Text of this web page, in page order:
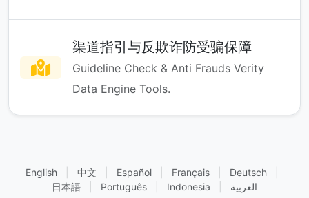
渠道指引与反欺诈防受骗保障
Guideline Check & Anti Frauds Verity
Data Engine Tools.
English 中文 Español Français Deutsch
日本語
Português Indonesia العربية